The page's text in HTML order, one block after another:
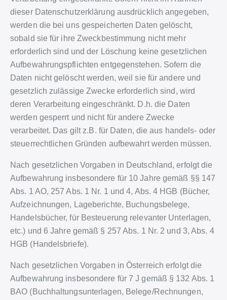
dieser Datenschutzerklärung ausdrücklich angegeben,
werden die bei uns gespeicherten Daten gelöscht,
sobald sie für ihre Zweckbestimmung nicht mehr
erforderlich sind und der Löschung keine gesetzlichen
Aufbewahrungspflichten entgegenstehen. Sofern die
Daten nicht gelöscht werden, weil sie für andere und
gesetzlich zulässige Zwecke erforderlich sind, wird
deren Verarbeitung eingeschränkt. D.h. die Daten
werden gesperrt und nicht für andere Zwecke
verarbeitet. Das gilt z.B. für Daten, die aus handels- oder
steuerrechtlichen Gründen aufbewahrt werden müssen.
Nach gesetzlichen Vorgaben in Deutschland, erfolgt die
Aufbewahrung insbesondere für 10 Jahre gemäß §§ 147
Abs. 1 AO, 257 Abs. 1 Nr. 1 und 4, Abs. 4 HGB (Bücher,
Aufzeichnungen, Lageberichte, Buchungsbelege,
Handelsbücher, für Besteuerung relevanter Unterlagen,
etc.) und 6 Jahre gemäß § 257 Abs. 1 Nr. 2 und 3, Abs. 4
HGB (Handelsbriefe).
Nach gesetzlichen Vorgaben in Österreich erfolgt die
Aufbewahrung insbesondere für 7 J gemäß § 132 Abs. 1
BAO (Buchhaltungsunterlagen, Belege/Rechnungen,